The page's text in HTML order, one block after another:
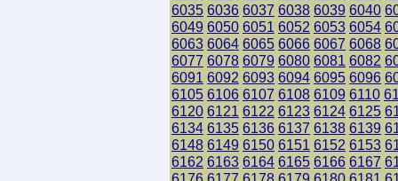
6035 6036 6037 6038 6039 6040
6049 6050 6051 6052 6053 6054
6063 6064 6065 6066 6067 6068
6077 6078 6079 6080 6081 6082
6091 6092 6093 6094 6095 6096
6105 6106 6107 6108 6109 6110
6120 6121 6122 6123 6124 6125
6134 6135 6136 6137 6138 6139
6148 6149 6150 6151 6152 6153
6162 6163 6164 6165 6166 6167